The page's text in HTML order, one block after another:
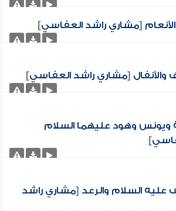
[مشاري راشد العفاسي]
[مشاري راشد العفاسي]
ويونس وهود عليهما السلام
]
السلام والرعد [مشاري راشد